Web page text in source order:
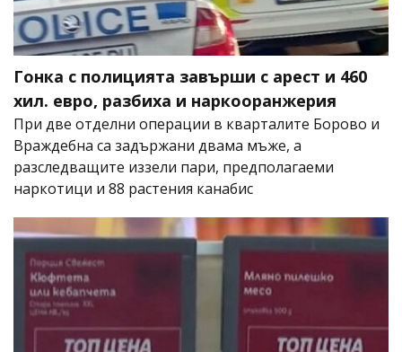
Гонка с полицията завърши с арест и 460
хил. евро, разбиха и наркооранжерия
При две отделни операции в кварталите Борово и
Враждебна са задържани двама мъже, а
разследващите иззели пари, предполагаеми
наркотици и 88 растения канабис